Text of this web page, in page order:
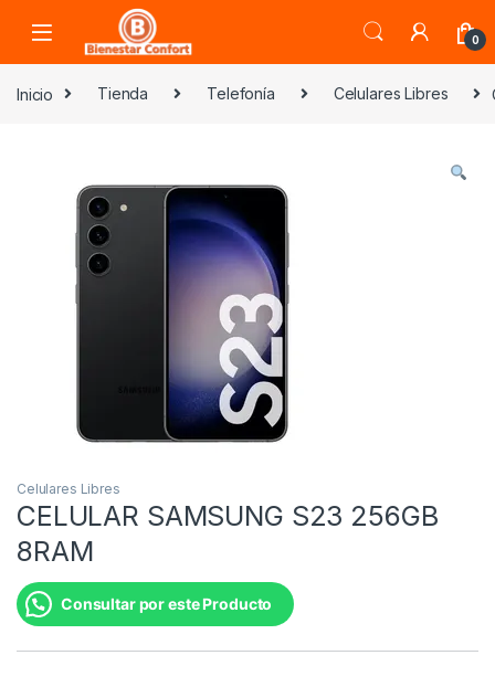
Skip to navigation
0
Inicio Tienda Telefonía Celulares Libres
Celulares Libres
CELULAR SAMSUNG S23 256GB
8RAM
Consultar por este Producto